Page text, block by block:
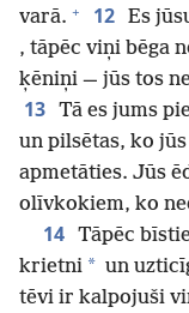
varā. + 12 Es
, tāpēc viņi bēga
ķēniņi — jūs tos
13 Tā es jums
un pilsētas, ko
apmetāties. Jūs
olīvkokiem, ko
14 Tāpēc
krietni * un
tēvi ir kalpojuši